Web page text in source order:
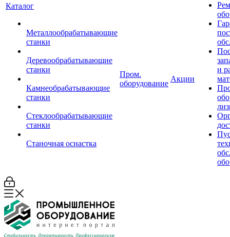
Каталог
Металлообрабатывающие
станки
Деревообрабатывающие
станки
Камнеобрабатывающие
станки
Стеклообрабатывающие
станки
Станочная оснастка
Пром.
оборудование
Акции
и